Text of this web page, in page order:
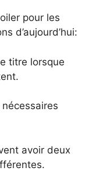
pour les
d’aujourd’hui:
titre lorsque
avoir deux